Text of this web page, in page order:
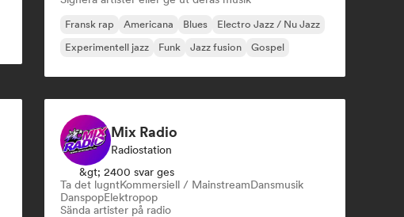
Fransk rap Americana Blues
Electro Jazz / Nu Jazz
Experimentell jazz
Funk Jazz fusion Gospel
Mix Radio
Radiostation
&gt; 2400 svar ges
Ta det lugntKommersiell / MainstreamDansmusik
DanspopElektropop
Sända artister på radio